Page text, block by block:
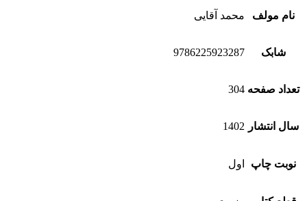
نام مولف محمد آقایی
شابک 9786225923287
تعداد صفحه 304
سال انتشار 1402
نوبت چاپ اول